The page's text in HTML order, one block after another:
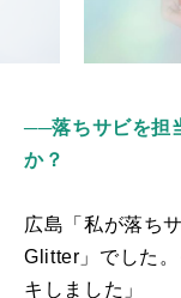
──落ちサビを担
か？
広島「私が落ち
Glitter 」でした
キしました」